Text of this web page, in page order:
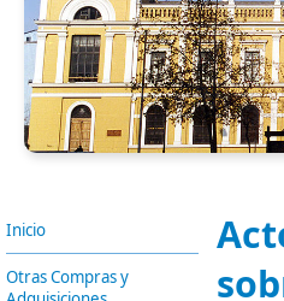
Inicio
Otras Compras y